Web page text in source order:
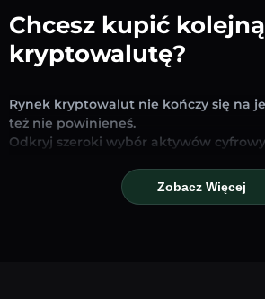
Chcesz kupić kolejną
kryptowalutę?
Rynek kryptowalut nie kończy się na
też nie powinieneś.
Odkryj szeroki wybór aktywów
tego, czy szukasz uznanych
altcoinów czy nowych trendujących
Zobacz Więcej